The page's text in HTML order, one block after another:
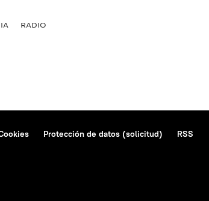
RADIO
Protección de datos (solicitud)
RSS